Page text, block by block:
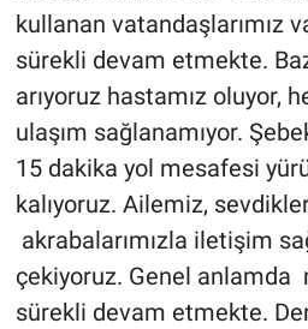
kullanan vatandaşlarımız
sürekli devam etmekte.
arıyoruz hastamız oluyor,
ulaşım sağlanamıyor.
15 dakika yol mesafesi
kalıyoruz. Ailemiz,
akrabalarımızla iletişim
çekiyoruz. Genel anlamda
sürekli devam etmekte.